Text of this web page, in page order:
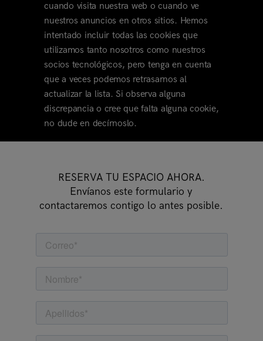
cuando visita nuestra web o cuando ve
nuestros anuncios en otros sitios. Hemos
intentado incluir todas las cookies que
utilizamos tanto nosotros como nuestros
socios tecnológicos, pero tenga en cuenta
que a veces podemos retrasarnos al
actualizar la lista. Si observa alguna
discrepancia o cree que falta alguna cookie,
no dude en decírnoslo.
RESERVA TU ESPACIO AHORA.
Envíanos este formulario y
contactaremos contigo lo antes posible.